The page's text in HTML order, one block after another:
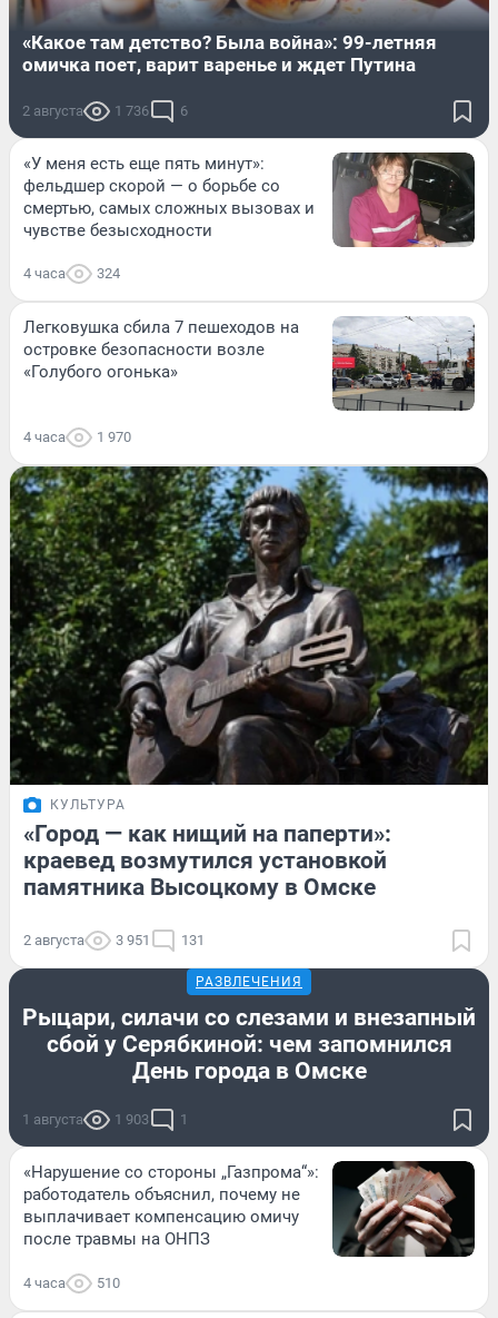
«Какое там детство? Была война»: 99-летняя
омичка поет, варит варенье и ждет Путина
2 августа 1 736 6
«У меня есть еще пять минут»:
фельдшер скорой — о борьбе со
смертью, самых сложных вызовах и
чувстве безысходности
4 часа 324
Легковушка сбила 7 пешеходов на
островке безопасности возле
«Голубого огонька»
4 часа 1 970
КУЛЬТУРА
«Город — как нищий на паперти»:
краевед возмутился установкой
памятника Высоцкому в Омске
2 августа 3 951 131
РАЗВЛЕЧЕНИЯ
Рыцари, силачи со слезами и внезапный
сбой у Серябкиной: чем запомнился
День города в Омске
1 августа 1 903 1
«Нарушение со стороны „Газпрома“»:
работодатель объяснил, почему не
выплачивает компенсацию омичу
после травмы на ОНПЗ
4 часа 510